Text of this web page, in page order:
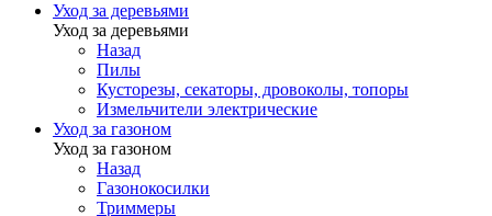
Уход за деревьями
Уход за деревьями
Назад
Пилы
Кусторезы, секаторы, дровоколы, топоры
Измельчители электрические
Уход за газоном
Уход за газоном
Назад
Газонокосилки
Триммеры